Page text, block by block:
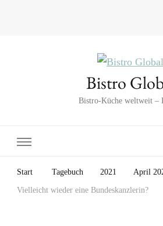
Bistro
Bistro-Küche weltweit –
Start Tagebuch 2021 April
Vielleicht wieder eine Bundeskanzlerin?